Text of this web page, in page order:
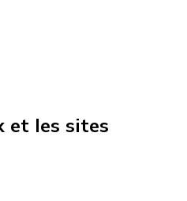
et les sites